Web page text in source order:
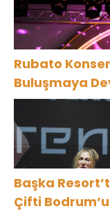
Rubato
Buluşmaya
Başka Resort’ta
Çifti